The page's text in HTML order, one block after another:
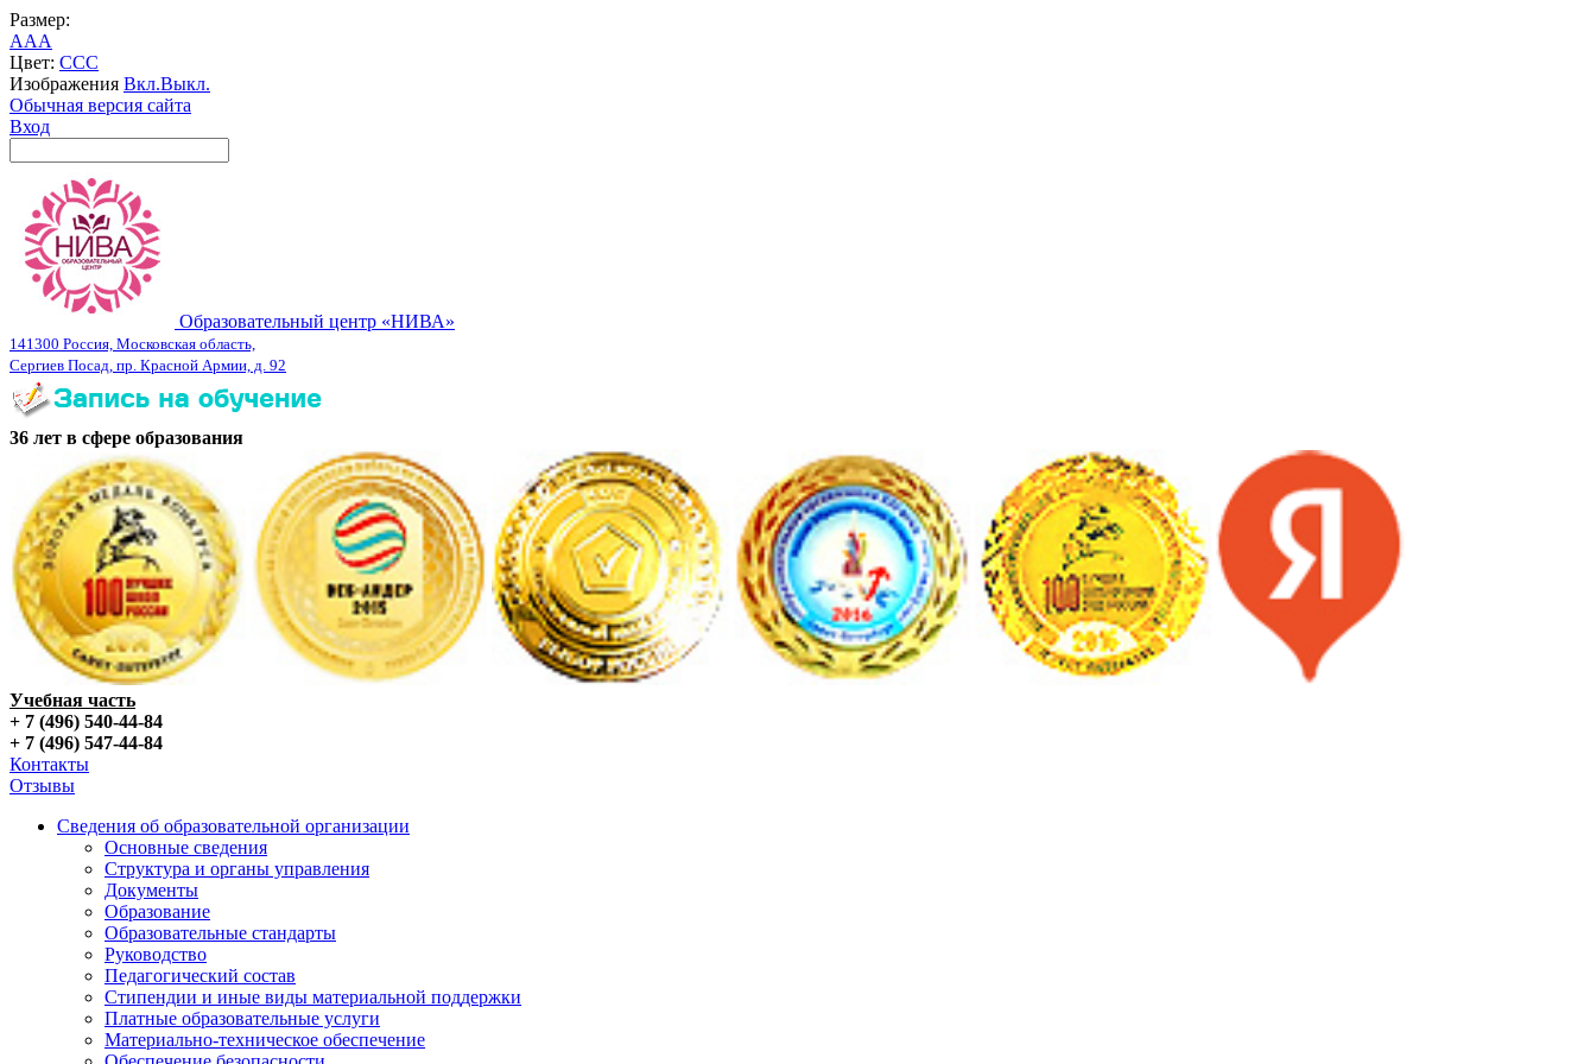
Размер:
AAA
Цвет: CCC
Изображения Вкл.Выкл.
Обычная версия сайта
Вход
Образовательный центр «НИВА»
141300 Россия, Московская область,
Сергиев Посад, пр. Красной Армии, д. 92
36 лет в сфере образования
Учебная часть
+ 7 (496) 540-44-84
+ 7 (496) 547-44-84
Контакты
Отзывы
Сведения об образовательной организации
Основные сведения
Структура и органы управления
Документы
Образование
Образовательные стандарты
Руководство
Педагогический состав
Стипендии и иные виды материальной поддержки
Платные образовательные услуги
Материально-техническое обеспечение